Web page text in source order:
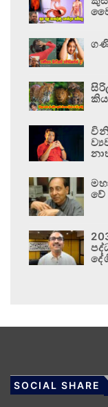
වේ
SOCIAL SHARE